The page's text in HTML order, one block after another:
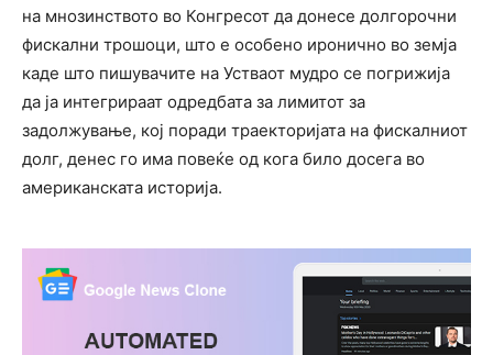
на мнозинството во Конгресот да донесе долгорочни
фискални трошоци, што е особено иронично во земја
каде што пишувачите на Устваот мудро се погрижија
да ја интегрираат одредбата за лимитот за
задолжување, кој поради траекторијата на фискалниот
долг, денес го има повеќе од кога било досега во
американската историја.